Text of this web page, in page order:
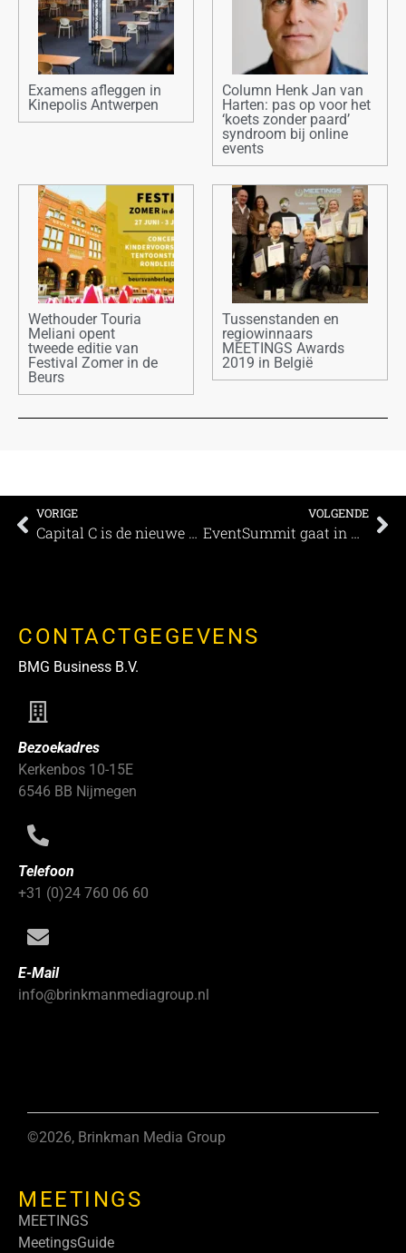
Examens afleggen in
Kinepolis Antwerpen
Column Henk Jan van
Harten: pas op voor het
‘koets zonder paard’
syndroom bij online
events
Wethouder Touria
Meliani opent
tweede editie van
Festival Zomer in de
Beurs
Tussenstanden en
regiowinnaars
MEETINGS Awards
2019 in België
VORIGE
Capital C is de nieuwe creatieve hub van Amsterdam
VOLGENDE
EventSummit gaat in mei door als Fieldlab testevenement in Jaarbeurs Utrecht
CONTACTGEGEVENS
BMG Business B.V.
Bezoekadres
Kerkenbos 10-15E
6546 BB Nijmegen
Telefoon
+31 (0)24 760 06 60
E-Mail
info@brinkmanmediagroup.nl
©2026, Brinkman Media Group
MEETINGS
MEETINGS
MeetingsGuide